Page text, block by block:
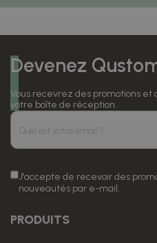
Devenez
Vous recevrez des promotions et
votre boîte de réception.
J'accepte de recevoir des
nouveautés par e-mail.
PRODUITS